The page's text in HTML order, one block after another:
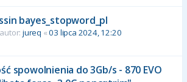
bayes_stopword_pl
jureq «03 lipca 2024, 12:20
spowolnienia do 3Gb/s - 870 EVO